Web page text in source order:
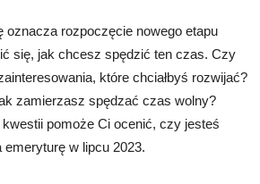
oznacza rozpoczęcie nowego etapu
się, jak chcesz spędzić ten czas. Czy
które chciałbyś rozwijać?
zamierzasz spędzać czas wolny?
pomoże Ci ocenić, czy jesteś
w lipcu 2023.